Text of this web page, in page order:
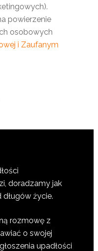
powierzenie
osobowych
i Zaufanym
doradzamy jak
życie.
rozmowę z
o swojej
upadłości